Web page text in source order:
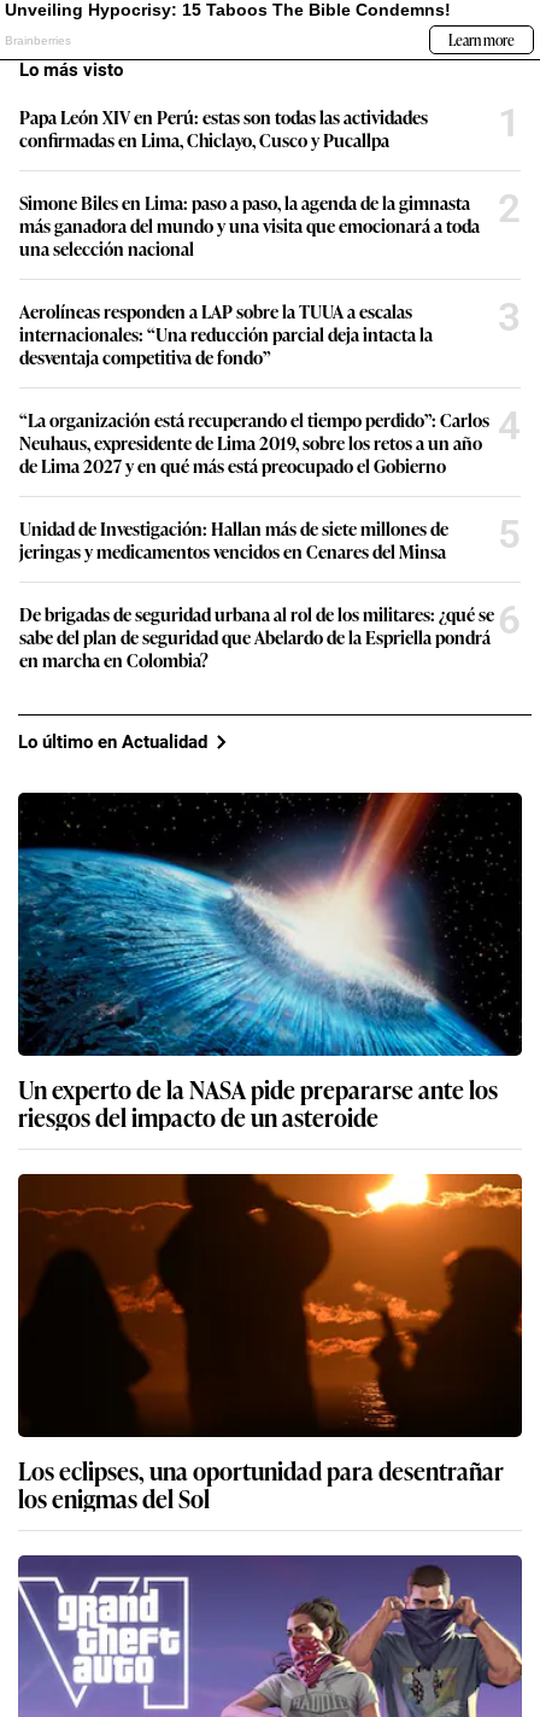
Lo más visto
Papa León XIV en Perú: estas son todas las actividades
confirmadas en Lima, Chiclayo, Cusco y Pucallpa
1
Simone Biles en Lima: paso a paso, la agenda de la gimnasta
más ganadora del mundo y una visita que emocionará a toda
una selección nacional
2
Aerolíneas responden a LAP sobre la TUUA a escalas
internacionales: “Una reducción parcial deja intacta la
desventaja competitiva de fondo”
3
“La organización está recuperando el tiempo perdido”: Carlos
Neuhaus, expresidente de Lima 2019, sobre los retos a un año
de Lima 2027 y en qué más está preocupado el Gobierno
4
Unidad de Investigación: Hallan más de siete millones de
jeringas y medicamentos vencidos en Cenares del Minsa
5
De brigadas de seguridad urbana al rol de los militares: ¿qué se
sabe del plan de seguridad que Abelardo de la Espriella pondrá
en marcha en Colombia?
6
Lo último en Actualidad
Un experto de la NASA pide prepararse ante los
riesgos del impacto de un asteroide
Los eclipses, una oportunidad para desentrañar
los enigmas del Sol